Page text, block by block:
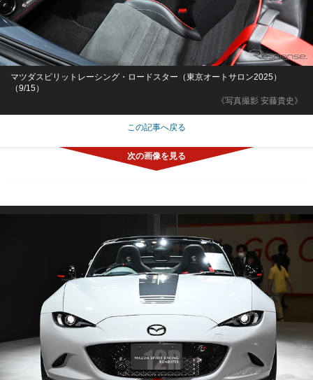
《写真撮影 安藤貴史》
マツダスピリットレーシング・ロードスター（東京オートサロン2025）
（9/15）
この記事へ戻る